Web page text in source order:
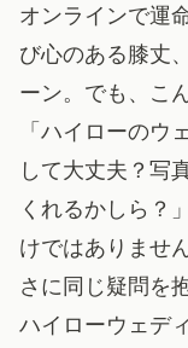
オンラインで運
び心のある膝丈
ーン。でも、こ
「ハイローのウ
して大丈夫？写
くれるかしら？
けではありませ
さに同じ疑問を
ハイローウェデ